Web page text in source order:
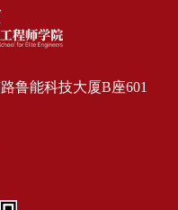
鲁能科技大厦B座601